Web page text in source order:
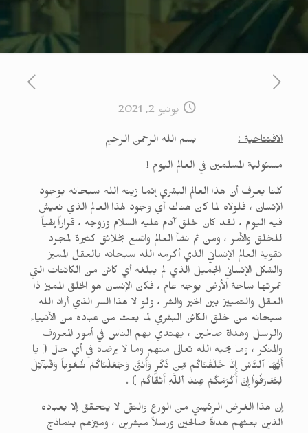
يونيو 2, 2021
الافتتاحية :بسم الله الرحمن الرحيم
مسئولية المسلمين في العالم اليوم !
كلنا يعرف أن هذا العالم البشري إنما زينه الله سبحانه بوجود
الإنسان ، فلولاه لما كان هناك أي وجود لهذا العالم الذي نعيش
فيه اليوم ، لقد كان خلق آدم عليه السلام وزوجه ، قراراً إلهياً
للخلق والأمر ، ومن ثم نشأ العالم واتسع بخلائق كثيرة لمجرد
تقوية العالم الإنساني الذي أكرمه الله سبحانه بالعقل المميز
والشكل الإنساني الجميل الذي لم يبلغه أي كائن من الكائنات التي
عمرتها ساحة الأرض بوجه عام ، فكان الإنسان هو الخلق المميز ذا
العقل والتمييز بين الخير والشر ، ولو لا هذا السر الذي أراد الله
سبحانه من خلق الكائن البشري لما بعث من عباده من الأنبياء
والرسل وهداة صالحين ، يهتدي بهم الناس في أمور المعروف
والمنكر ، وما يحبه الله تعالى منهم وما لا يرضاه في أي حال ( يا
أَيُّهَا ٱلنَّاسُ إِنَّا خَلَقْنَاكُم مِّن ذَكَرٍ وَأُنْثَىٰ وَجَعَلْنَاكُمْ شُعُوباً وَقَبَآئِلَ
لِتَعَارَفُوۤاْ إِنَّ أَكْرَمَكُمْ عِندَ ٱللَّهِ أَتْقَاكُمْ ) .
إن هذا الغرض الرئيسي من الورع والتقى لا يتحقق إلا بعباده
الذين بعثهم هداةً صالحين ورسلاً مبشرين ، وميّزهم بنماذج